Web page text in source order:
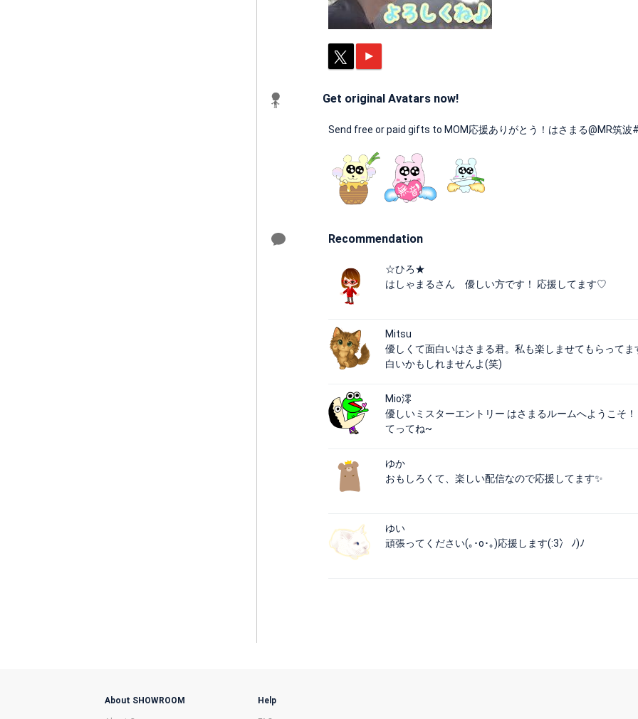
Get original Avatars now!
Send free or paid gifts to MOM応援ありがとう！はさまる@MR筑
Recommendation
☆ひろ★
はしゃまるさん 優しい方です！ 応援してます♡
Mitsu
優しくて面白いはさまる君。私も楽しませてもらって
白いかもしれませんよ(笑)
Mio澪
優しいミスターエントリー はさまるルームへようこそ
てってね~
ゆか
おもしろくて、楽しい配信なので応援してます✨
ゆい
頑張ってください(｡･о･｡)応援します(:3冫 ﾉ)ﾉ
About SHOWROOM Help